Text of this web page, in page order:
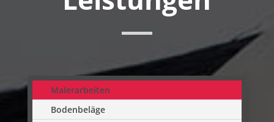
Malerarbeiten
Bodenbeläge